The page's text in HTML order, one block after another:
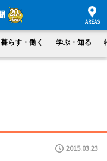
暮らす・働く 学ぶ・知る
2015.03.23